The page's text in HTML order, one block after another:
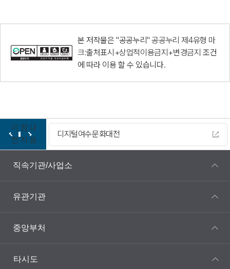
본 저작물은 "공공누리"공공누리 제4유형 마
크:출처표시+상업적이용금지+변경금지 조건
에 따라 이용 할 수 있습니다.
이
전
정
지
다
음
디지털여수문화대전
직속기관/사업소
유관기관
중앙부처
타시도